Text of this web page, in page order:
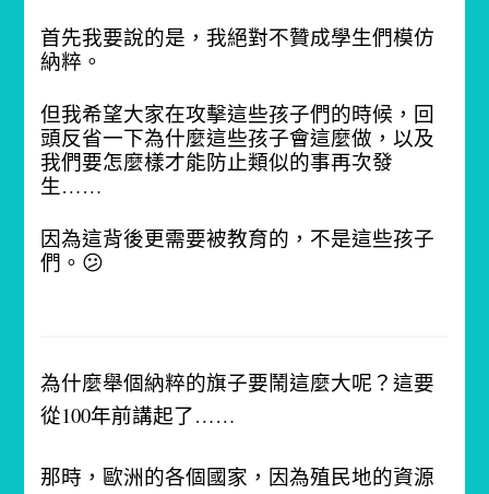
首先我要說的是，我絕對不贊成學生們模仿
納粹。
但我希望大家在攻擊這些孩子們的時候，回
頭反省一下為什麼這些孩子會這麼做，以及
我們要怎麼樣才能防止類似的事再次發
生……
因為這背後更需要被教育的，不是這些孩子
們。😕
為什麼舉個納粹的旗子要鬧這麼大呢？這要
從100年前講起了……
那時，歐洲的各個國家，因為殖民地的資源